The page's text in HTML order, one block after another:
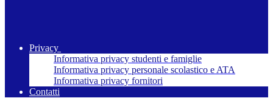
Privacy
Informativa privacy studenti e famiglie
Informativa privacy personale scolastico e ATA
Informativa privacy fornitori
Contatti